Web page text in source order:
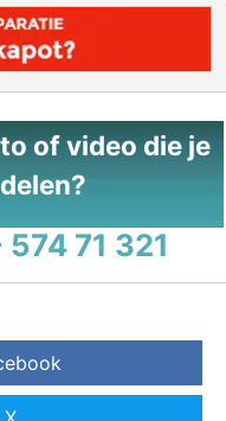
of video die je
71 321